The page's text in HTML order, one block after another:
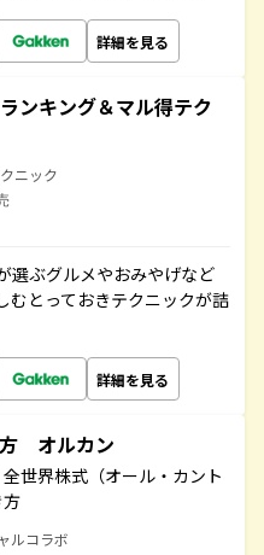
詳細を見る
ンキング＆マル得テク
ニック
選ぶグルメやおみやげなど
むとっておきテクニックが詰
詳細を見る
オルカン
世界株式（オール・カント
方
ルコラボ